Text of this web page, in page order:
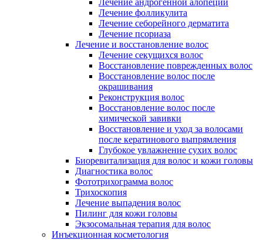
Лечение андрогенной алопеции
Лечение фолликулита
Лечение себорейного дерматита
Лечение псориаза
Лечение и восстановление волос
Лечение секущихся волос
Восстановление поврежденных волос
Восстановление волос после
окрашивания
Реконструкция волос
Восстановление волос после
химической завивки
Восстановление и уход за волосами
после кератинового выпрямления
Глубокое увлажнение сухих волос
Биоревитализация для волос и кожи головы
Диагностика волос
Фототрихограмма волос
Трихоскопия
Лечение выпадения волос
Пилинг для кожи головы
Экзосомальная терапия для волос
Инъекционная косметология